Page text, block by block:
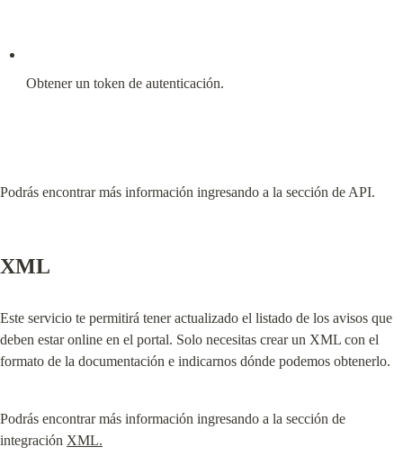
Obtener un token de autenticación.
Podrás encontrar más información ingresando a la sección de API.
XML
Este servicio te permitirá tener actualizado el listado de los avisos que
deben estar online en el portal. Solo necesitas crear un XML con el
formato de la documentación e indicarnos dónde podemos obtenerlo.
Podrás encontrar más información ingresando a la sección de
integración XML.